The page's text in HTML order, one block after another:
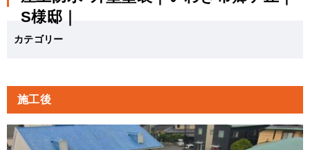
S様邸｜
カテゴリー
施工後